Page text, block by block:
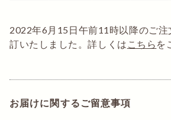
2022年6月15日午前11時以降のご注
訂いたしました。詳しくは こちら を
お届けに関するご留意事項